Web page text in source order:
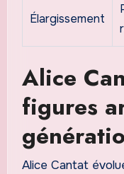
Élargissement
Alice
figures
Alice Cantat